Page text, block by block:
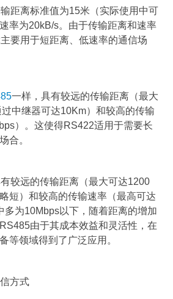
离标准值为15米（实际使用中可
率为20kB/s。由于传输距离和速率
要用于短距离、低速率的通信场
一样，具有较远的传输距离（最大
中继器可达10Km）和较高的传输
）。这使得RS422适用于需要长
合。
远的传输距离（最大可达1200
短）和较高的传输速率（最高可达
多为10Mbps以下，随着距离的增加
由于其成本效益和灵活性，在
等领域得到了广泛应用。
方式